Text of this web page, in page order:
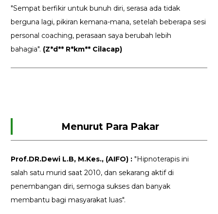
"Sempat berfikir untuk bunuh diri, serasa ada tidak
berguna lagi, pikiran kemana-mana, setelah beberapa sesi
personal coaching, perasaan saya berubah lebih
bahagia". (Z*d** R*km** Cilacap)
Menurut Para Pakar
Prof.DR.Dewi L.B, M.Kes., (AIFO) :"Hipnoterapis ini
salah satu murid saat 2010, dan sekarang aktif di
penembangan diri, semoga sukses dan banyak
membantu bagi masyarakat luas".